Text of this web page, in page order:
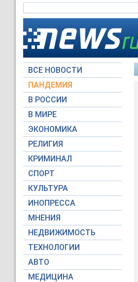
ВСЕ НОВОСТИ
ПАНДЕМИЯ
В РОССИИ
В МИРЕ
ЭКОНОМИКА
РЕЛИГИЯ
КРИМИНАЛ
СПОРТ
КУЛЬТУРА
ИНОПРЕССА
МНЕНИЯ
НЕДВИЖИМОСТЬ
ТЕХНОЛОГИИ
АВТО
МЕДИЦИНА